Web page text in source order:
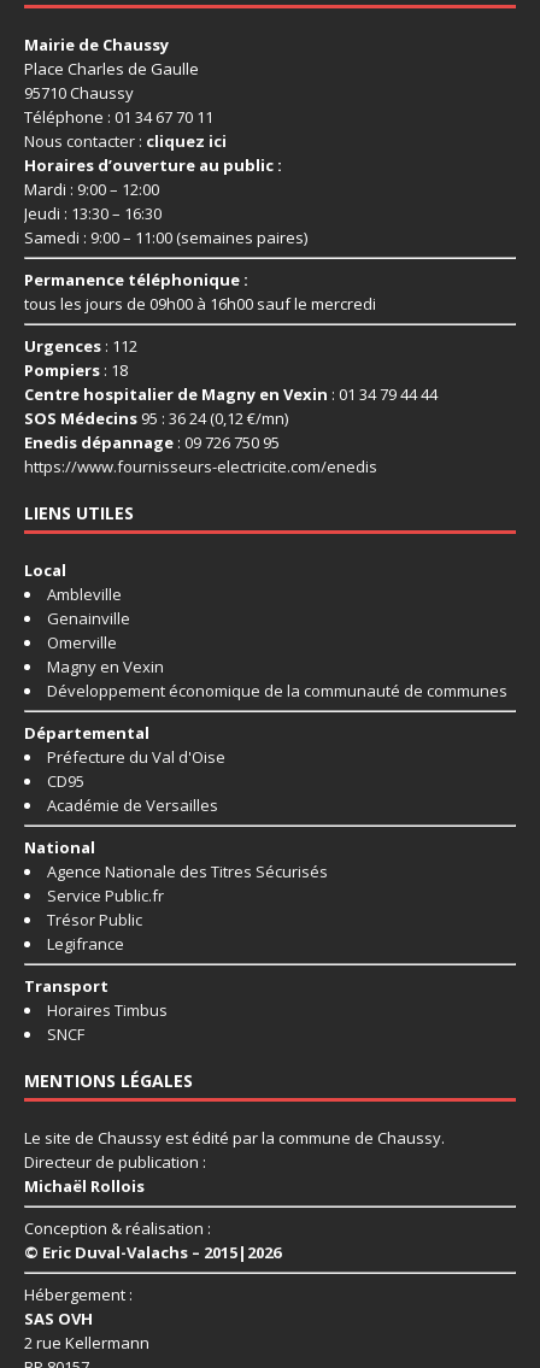
Mairie de Chaussy
Place Charles de Gaulle
95710 Chaussy
Téléphone : 01 34 67 70 11
Nous contacter : cliquez ici
Horaires d’ouverture au public :
Mardi : 9:00 – 12:00
Jeudi : 13:30 – 16:30
Samedi : 9:00 – 11:00 (semaines paires)
Permanence téléphonique :
tous les jours de 09h00 à 16h00 sauf le mercredi
Urgences : 112
Pompiers : 18
Centre hospitalier de Magny en Vexin : 01 34 79 44 44
SOS Médecins 95 : 36 24 (0,12 €/mn)
Enedis dépannage : 09 726 750 95
https://www.fournisseurs-electricite.com/enedis
LIENS UTILES
Local
Ambleville
Genainville
Omerville
Magny en Vexin
Développement économique de la communauté de communes
Départemental
Préfecture du Val d'Oise
CD95
Académie de Versailles
National
Agence Nationale des Titres Sécurisés
Service Public.fr
Trésor Public
Legifrance
Transport
Horaires Timbus
SNCF
MENTIONS LÉGALES
Le site de Chaussy est édité par la commune de Chaussy.
Directeur de publication :
Michaël Rollois
Conception & réalisation :
© Eric Duval-Valachs – 2015|2026
Hébergement :
SAS OVH
2 rue Kellermann